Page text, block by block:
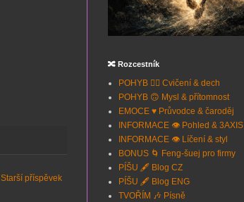
Starší příspěvek
🔀 Rozcestník
POHYB 🧘‍♂️ Cvičení & dech
POHYB 🙃 Mysl & přítomnost
EMOCE ♥️ Průvodce & čaroděj
INFORMACE 👁️ Pohled & 3AXIS
INFORMACE 👁️ Líčení & styl
BONUS 🌀 Feng-šuej pro firmy
PÍŠU 🖋️ Blog CZ
PÍŠU 🖋️ Blog ENG
TVOŘÍM 🎶 Písně